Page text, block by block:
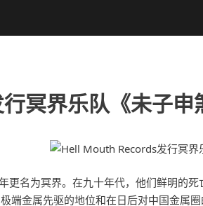
冥界乐队《未子申
更名为冥界。在九十年代，他们鲜明的
端金属先驱的地位和在日后对中国金属